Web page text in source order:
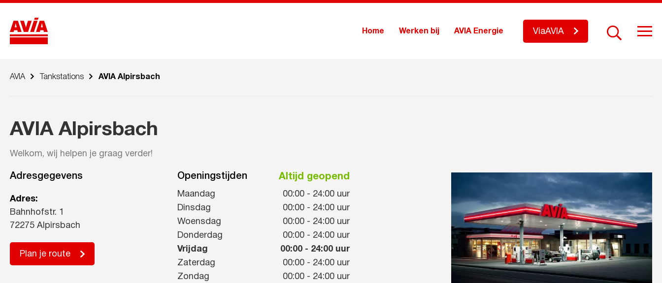
Home Werken bij AVIA Energie ViaAVIA
AVIA Tankstations AVIA Alpirsbach
AVIA Alpirsbach
Welkom, wij helpen je graag verder!
Adresgegevens
Adres:
Bahnhofstr. 1
72275 Alpirsbach
Plan je route
Openingstijden Altijd geopend
Maandag 00:00 - 24:00 uur
Dinsdag
00:00 - 24:00 uur
Woensdag
00:00 - 24:00 uur
Donderdag
00:00 - 24:00 uur
Vrijdag
00:00 - 24:00 uur
Zaterdag
00:00 - 24:00 uur
Zondag
00:00 - 24:00 uur